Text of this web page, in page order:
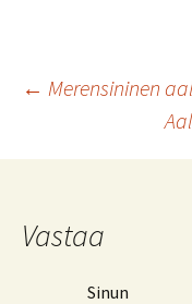
selaus
← Merensininen
Vastaa
Sinun